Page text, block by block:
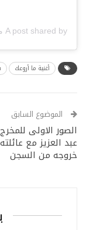
A post shared by
أغنية ما أروعك
الموضوع السابق
الصور الاولى
عبد العزيز مع
خروجه من السجن